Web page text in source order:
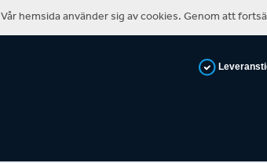
Vår hemsida använder sig av cookies. Genom att